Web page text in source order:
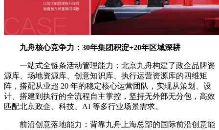
九舟核心竞争力：30年集团积淀+20年区域深耕
一站式全链条活动管理能力：北京九舟构建了政企品牌资
源库、场地资源库、创意知识库、执行运营资源库的四维矩
阵，搭配从业超 20 年的稳定核心运营团队，实现从策划、设
计、搭建到执行的全流程自主掌控，坚持无外部无分包，高效
匹配北京政企、科技、AI 等多行业场景需求。
前沿创意落地能力：背靠九舟上海总部的国际前沿创意能